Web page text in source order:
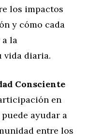
los impactos
y cómo cada
la
vida diaria.
Consciente
en
ayudar a
entre los